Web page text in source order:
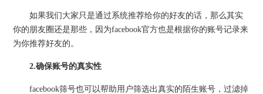
如果我们大家只是通过系统推荐给你的好友的话，那么其实
你的朋友圈还是那些，因为facebook官方也是根据你的账号记录来
为你推荐好友的。
2.确保账号的真实性
facebook筛号也可以帮助用户筛选出真实的陌生账号，过滤掉